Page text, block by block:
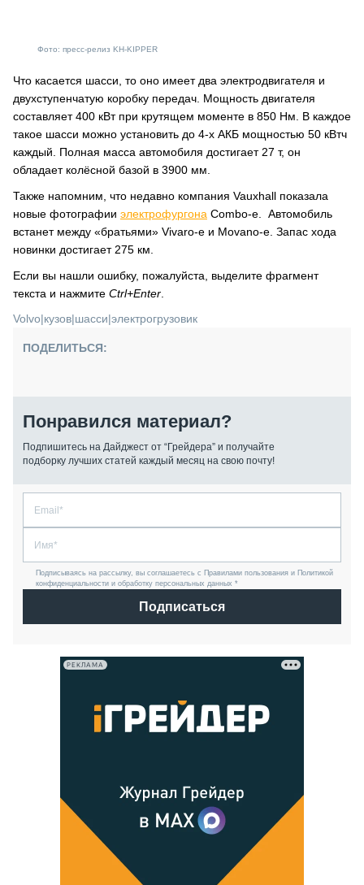
Фото: пресс-релиз KH-KIPPER
Что касается шасси, то оно имеет два электродвигателя и
двухступенчатую коробку передач. Мощность двигателя
составляет 400 кВт при крутящем моменте в 850 Нм. В каждое
такое шасси можно установить до 4-х АКБ мощностью 50 кВтч
каждый. Полная масса автомобиля достигает 27 т, он
обладает колёсной базой в 3900 мм.
Также напомним, что недавно компания Vauxhall показала
новые фотографии электрофургона Combo-e. Автомобиль
встанет между «братьями» Vivaro-e и Movano-e. Запас хода
новинки достигает 275 км.
Если вы нашли ошибку, пожалуйста, выделите фрагмент
текста и нажмите Ctrl+Enter
Volvo|кузов|шасси|электрогрузовик
ПОДЕЛИТЬСЯ:
Понравился материал?
Подпишитесь на Дайджест от “Грейдера” и получайте
подборку лучших статей каждый месяц на свою почту!
Подписываясь на рассылку, вы соглашаетесь с Правилами пользования и Политикой
конфиденциальности и обработку персональных данных *
Подписаться
РЕКЛАМА